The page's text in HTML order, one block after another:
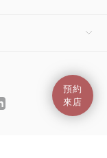
預約
來店